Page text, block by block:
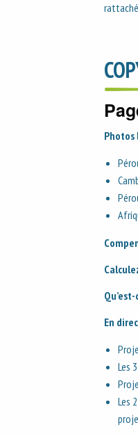
Photos
En
Les
Les